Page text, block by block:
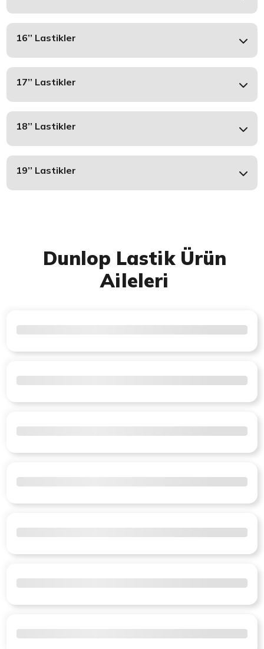
16’’ Lastikler
17’’ Lastikler
18’’ Lastikler
19’’ Lastikler
Dunlop Lastik Ürün
Aileleri